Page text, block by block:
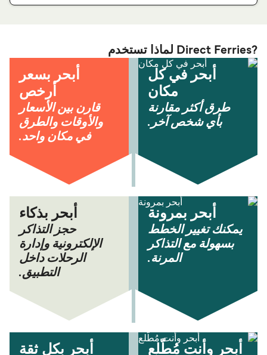
أبحر في كل
مكان
طرق أكثر مقارنة
بأي شخص آخر.
أبحر بسعر
أرخص
قارن بين الأسعار
والأوقات والطرق
في مكان واحد.
أبحر بمرونة
يمكنك تغيير الخطط
بسهولة مع التذاكر
المرنة.
أبحر بذكاء
حجز التذاكر
الإلكترونية وإدارة
الرحلات داخل
التطبيق.
أبحر وأنت مُطّلع أبحر بكل ثقة